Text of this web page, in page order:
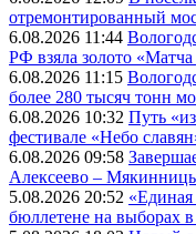
отремонтированный
6.08.2026 11:44
РФ взяла золото
6.08.2026 11:15
более 280 тысяч тонн
6.08.2026 10:32 Путь
фестивале «Небо
6.08.2026 09:58
Алексеево –
5.08.2026 20:52 «Единая
бюллетене на выборах